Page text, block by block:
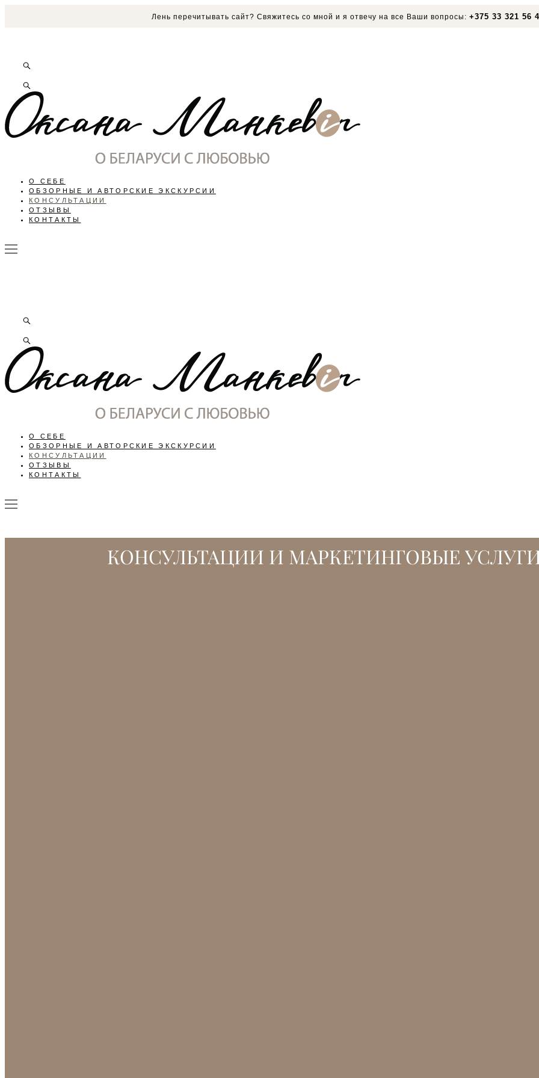
Лень перечитывать сайт? Свяжитесь со мной и я отвечу на все Ваши вопросы: +375 33 321 56
О СЕБЕ
ОБЗОРНЫЕ И АВТОРСКИЕ ЭКСКУРСИИ
КОНСУЛЬТАЦИИ
ОТЗЫВЫ
КОНТАКТЫ
О СЕБЕ
ОБЗОРНЫЕ И АВТОРСКИЕ ЭКСКУРСИИ
КОНСУЛЬТАЦИИ
ОТЗЫВЫ
КОНТАКТЫ
КОНСУЛЬТАЦИИ И МАРКЕТИНГОВЫЕ